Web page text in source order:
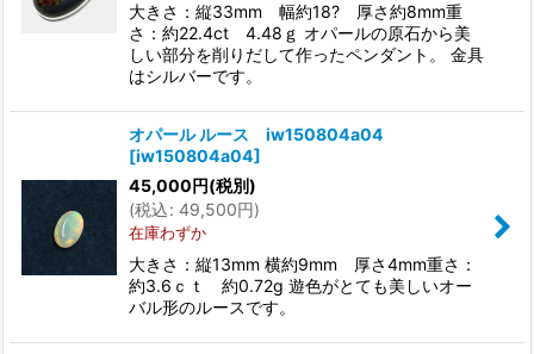
大きさ：縦33mm 幅約18? 厚さ約8mm重
さ：約22.4ct 4.48ｇ オパールの原石から美
しい部分を削りだして作ったペンダント。 金具
はシルバーです。
オパール ルース iw150804a04
[iw150804a04]
45,000円(税別)
(税込: 49,500円)
在庫わずか
大きさ：縦13mm 横約9mm 厚さ4mm重さ：
約3.6ｃｔ 約0.72g 遊色がとても美しいオー
バル形のルースです。